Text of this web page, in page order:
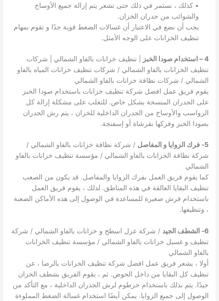
• كذلك ، نستمر في ذلك حتى تشعر يتم إزالة جميع الأوساخ
والشوائب من جدران الخزان.
يجب أن نضع في الاعتبار أن غسالات الضغط قوية جدًا و تقوم بمهام
تنظيف الخزانات على الوجه الأمثل.
4 – استخدام صودا الخبز
| تنظيف خزانات بالفاو الشمالي | شركات
تنظيف الخزانات بالفاو الشمالي / شركات تنظيف خزانات المياه بالفاو
الشمالي / شركات نظافة خزانات بالفاو الشمالي
يقوم فريق عمل افضل شركة تنظيف خزانات باستخدام صودا الخبز
على الجدران المتسخة بشكل خاص. للتغلب على مشكلة إزالة كل
الرواسب والأوساخ من الجدران الداخلية للخزان ، يتم رش الجدران
بصودا الخبز وفركها بفرشاة أو إسفنجة.
5- فرك الزوايا و المفاصل
/ شركة نظافة خزانات بالفاو الشمالي /
شركة نظافة الخزانات بالفاو الشمالي / مؤسسة تنظيف خزانات بالفاو
الشمالي
كما يقوم فريق العمل بفرك الزوايا والمفاصل. قد يكون من الصعب
تنظيف البقايا العالقة في هذه المناطق. لذلك ، يقوم فريق العمل
باستخدام فرش صغيرة للمساعدة في الوصول إلى هذه الأماكن الصعبة
، وتنظيفها.
6- الشطف الجيد
/ شركة عزل اسطح و خزانات بالفاو الشمالي / شركة
تنظيف و غسيل خزانات بالفاو الشمالي / مؤسسة تنظيف الخزانات
بالفاو الشمالي
أولا ، يشعر فريق عمل افضل شركة تنظيف الخزانات بالرضا ، عن
تنظيف كل البقايا من داخل الحوض. ثم ، يقوم الفريق بشطف الخزان
جيدًا. يتم بذلك باستخدام خرطوم لرش الجدران الداخلية ، مع التأكد من
الوصول إلى جميع الزوايا. يمكن أيضًا استخدام غسالة الضغط المملوءة